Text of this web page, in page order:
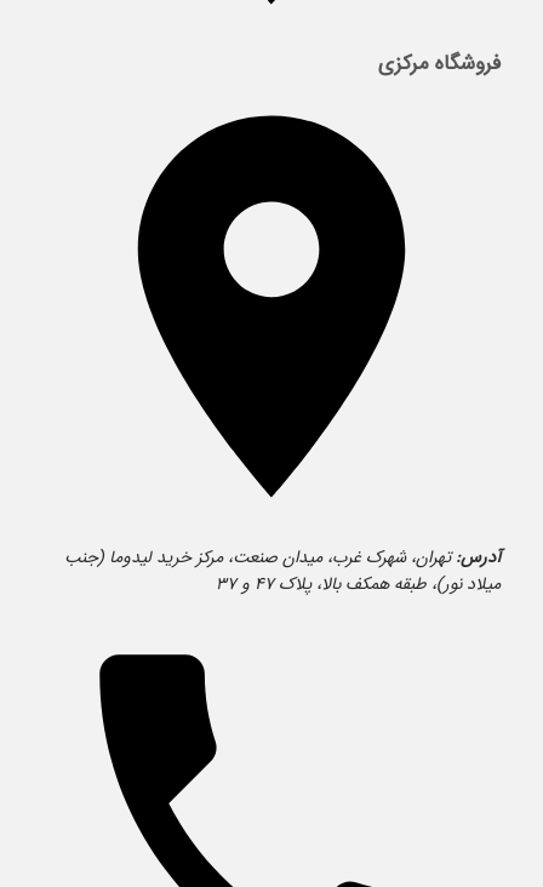
فروشگاه مرکزی
آدرس:تهران، شهرک غرب، میدان صنعت، مرکز خرید لیدوما (جنب
میلاد نور)، طبقه همکف بالا، پلاک ۴۷ و ۳۷